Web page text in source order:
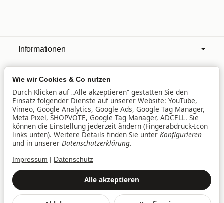
Informationen
Mehr über
Filialen
Lieferservice
Vertrag widerrufen
Alle akzeptieren
Wie wir Cookies & Co nutzen
Durch Klicken auf „Alle akzeptieren“ gestatten Sie den
Einsatz folgender Dienste auf unserer Website: YouTube,
Vimeo, Google Analytics, Google Ads, Google Tag Manager,
Meta Pixel, SHOPVOTE, Google Tag Manager, ADCELL. Sie
können die Einstellung jederzeit ändern (Fingerabdruck-Icon
links unten). Weitere Details finden Sie unter Konfigurieren
und in unserer Datenschutzerklärung.
Impressum Datenschutz